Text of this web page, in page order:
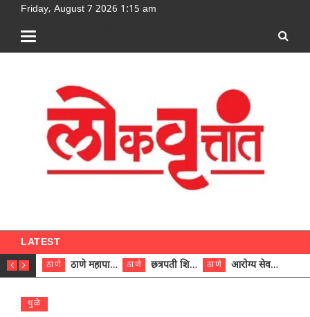
Friday, August 7 2026 1:15 am
LATEST
ठाणे ठाणे महापालिकेच्या नऊ प्रभाग समित्यांवर अध्यक्ष विराजमान ठाणे छत्रपती शिवाजी महाराज रुग्णालयात दुर्मिळ ट्युमरची यशस्वी शस्त्रक्रिया ठाणे आरोग्य सेवक (पुरुष) पदावरून ११ कर्मचाऱ्यांना आरोग्य सहाय्यक (पुरुष) पदावर पदोन्नती; मुख्य कार्यकारी अधिकारी रणजित यादव यांच्या हस्ते आदेश वितरण
धुळे